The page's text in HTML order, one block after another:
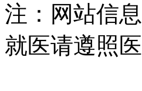
注：网站信
就医请遵照医